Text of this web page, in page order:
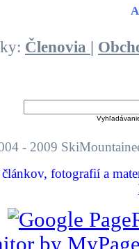
Členovia |
- 2009
fotografií a